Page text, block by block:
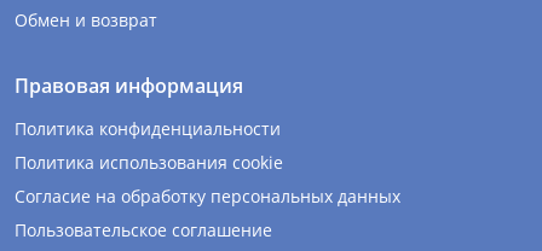
Обмен и возврат
Правовая информация
Политика конфиденциальности
Политика использования cookie
Согласие на обработку персональных данных
Пользовательское соглашение